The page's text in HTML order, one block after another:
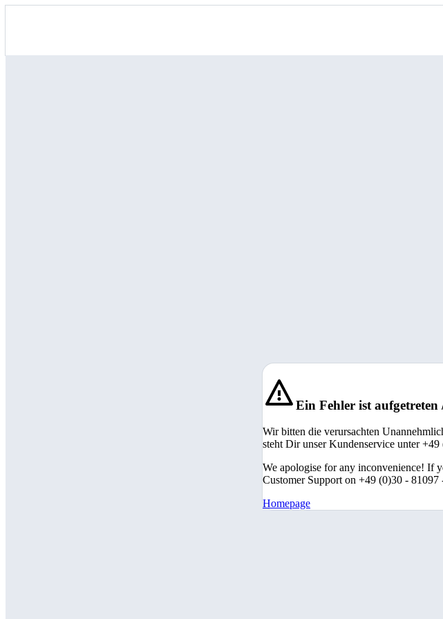
Ein Fehler ist
Wir bitten die verursachten
steht Dir unser Kundenservice unter
We apologise for any inconvenience! If
Customer Support on +49 (0)30 - 81097
Homepage